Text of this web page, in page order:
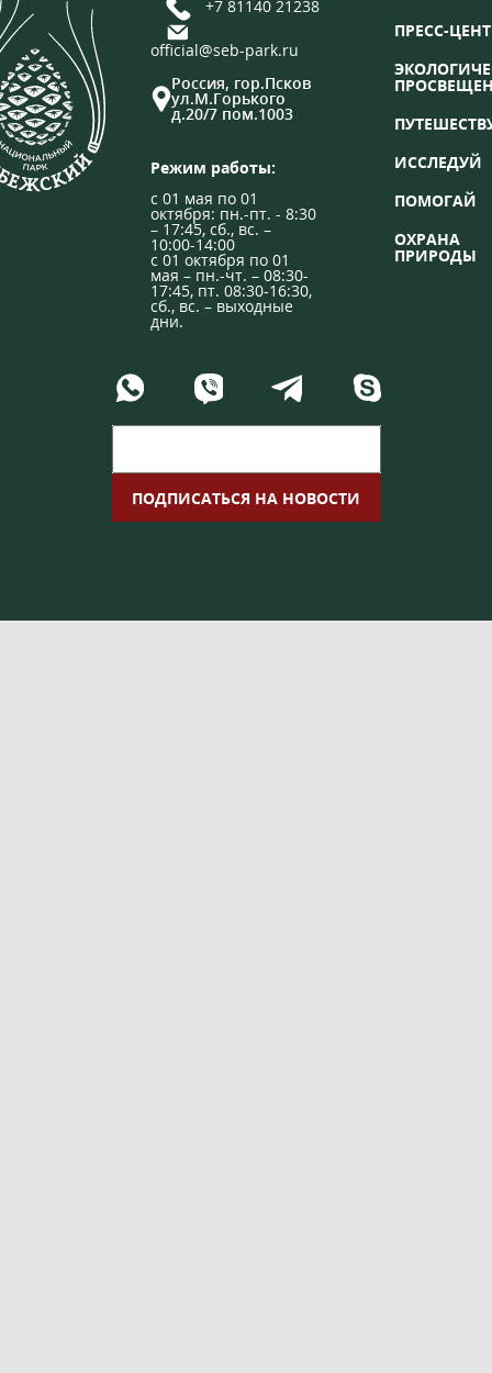
+7 81140 21238
official@seb-park.ru
Россия, гор.Псков
ул.М.Горького
д.20/7 пом.1003
Режим работы:
с 01 мая по 01
октября: пн.-пт. - 8:30
– 17:45, сб., вс. –
10:00-14:00
с 01 октября по 01
мая – пн.-чт. – 08:30-
17:45, пт. 08:30-16:30,
сб., вс. – выходные
дни.
ПРЕСС-
ИССЛЕДУЙ
ПОМОГАЙ
ОХРАНА
ПРИРОДЫ